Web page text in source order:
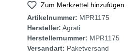
Zum Merkzettel hinzufügen
Artikelnummer: MPR1175
Hersteller: Agrati
Herstellernummer: MPR1175
Versandart: Paketversand